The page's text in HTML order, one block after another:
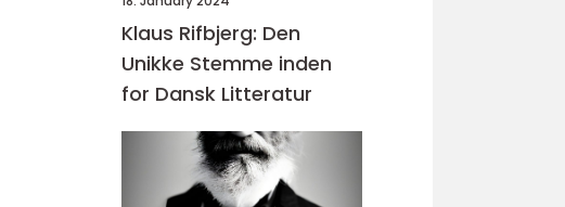
Klaus Rifbjerg: Den
Unikke Stemme inden
for Dansk Litteratur